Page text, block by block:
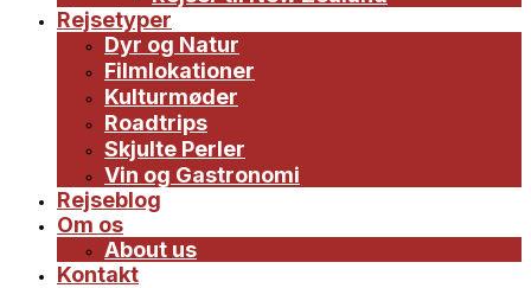
Rejsetyper
Dyr og Natur
Filmlokationer
Kulturmøder
Roadtrips
Skjulte Perler
Vin og Gastronomi
Rejseblog
Om os
About us
Kontakt